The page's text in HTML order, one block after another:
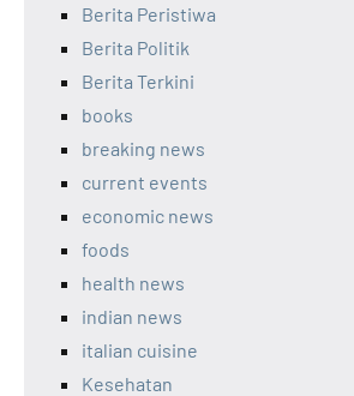
Berita Peristiwa
Berita Politik
Berita Terkini
books
breaking news
current events
economic news
foods
health news
indian news
italian cuisine
Kesehatan